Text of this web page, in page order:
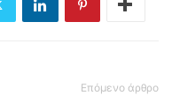
Επόμενο άρθρο